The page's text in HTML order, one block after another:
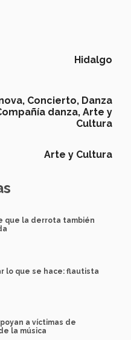
Hidalgo
Concierto, Danza
danza, Arte y
Cultura
Arte y Cultura
que la derrota también
lo que se hace: flautista
a víctimas de
la música